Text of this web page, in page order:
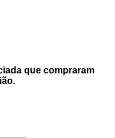
que compraram